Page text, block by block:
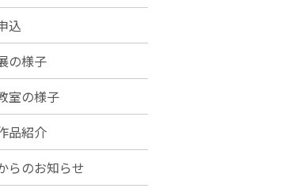
込
の様子
室の様子
品紹介
らのお知らせ